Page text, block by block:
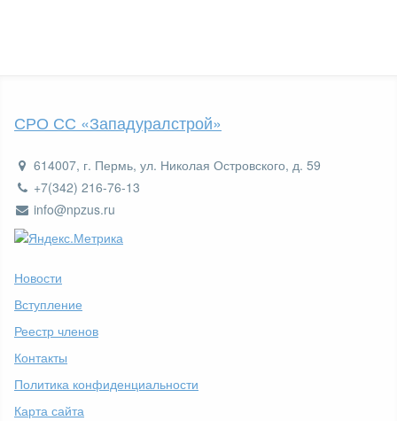
СРО СС «Западуралстрой»
614007, г. Пермь, ул. Николая Островского, д. 59
+7(342) 216-76-13
info@npzus.ru
Новости
Вступление
Реестр членов
Контакты
Политика конфиденциальности
Карта сайта